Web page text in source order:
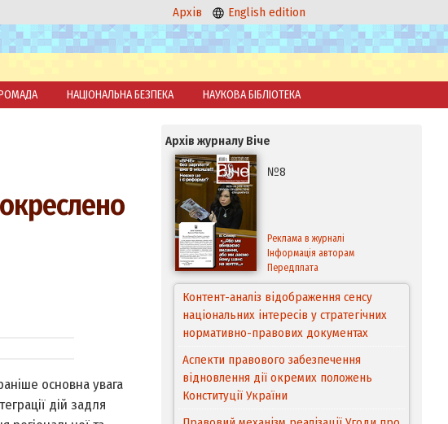
Архів English edition
НАЦІОНАЛЬНА БЕЗПЕКА НАУКОВА БІБЛІОТЕКА
основна увага
дій задля
Архів журналу Віче
№8
Реклама в журналі
Інформація авторам
Передплата
Контент-аналіз відображення сенсу
національних інтересів у стратегічних
нормативно-правових документах
Аспекти правового забезпечення
відновлення дії окремих положень
Конституції України